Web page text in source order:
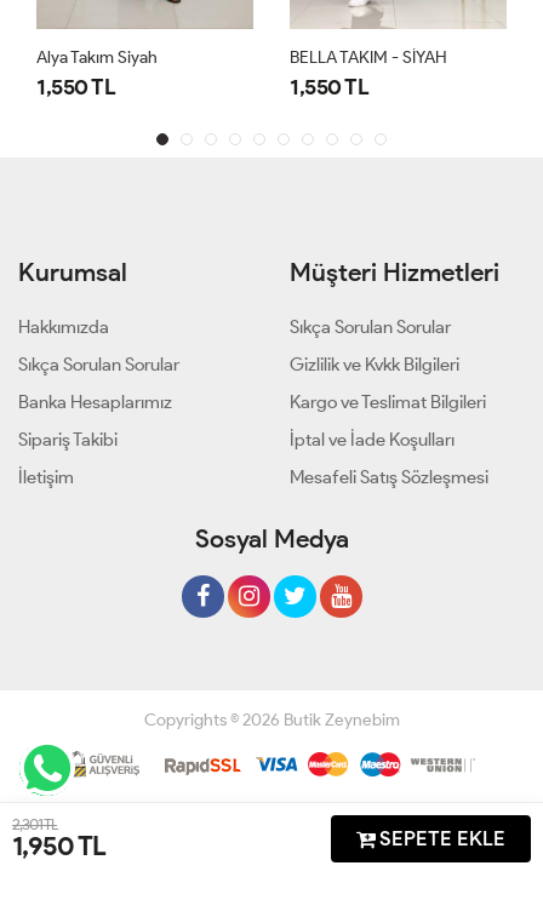
2,301 TL
1,950TL SEPETE EKLE
BELLA TAKIM - SİYAH
1,550 TL
BELLA TAKIM - ACI KAHVE
1,550 TL
Kurumsal
Hakkımızda
Sıkça Sorulan Sorular
Banka Hesaplarımız
Sipariş Takibi
İletişim
Müşteri Hizmetleri
Sıkça Sorulan Sorular
Gizlilik ve Kvkk Bilgileri
Kargo ve Teslimat Bilgileri
İptal ve İade Koşulları
Mesafeli Satış Sözleşmesi
Sosyal Medya
Copyrights © 2026 Butik Zeynebim
Geliştir - powered by innovation
Anasayfa Sipariş Takibi İletişim